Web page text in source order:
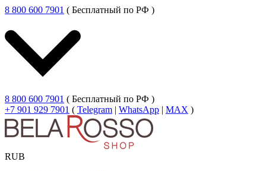
8 800 600 7901 ( Бесплатный по РФ )
8 800 600 7901 ( Бесплатный по РФ )
+7 901 929 7901 ( Telegram | WhatsApp | MAX )
RUB